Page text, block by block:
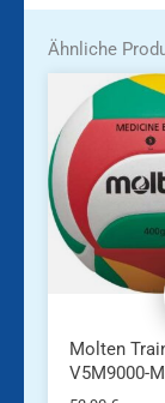
Ähnliche
Molten
V5M9000-M